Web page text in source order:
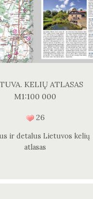
KELIŲ ATLASAS
M1:100 000
26
ir detalus Lietuvos kelių
atlasas